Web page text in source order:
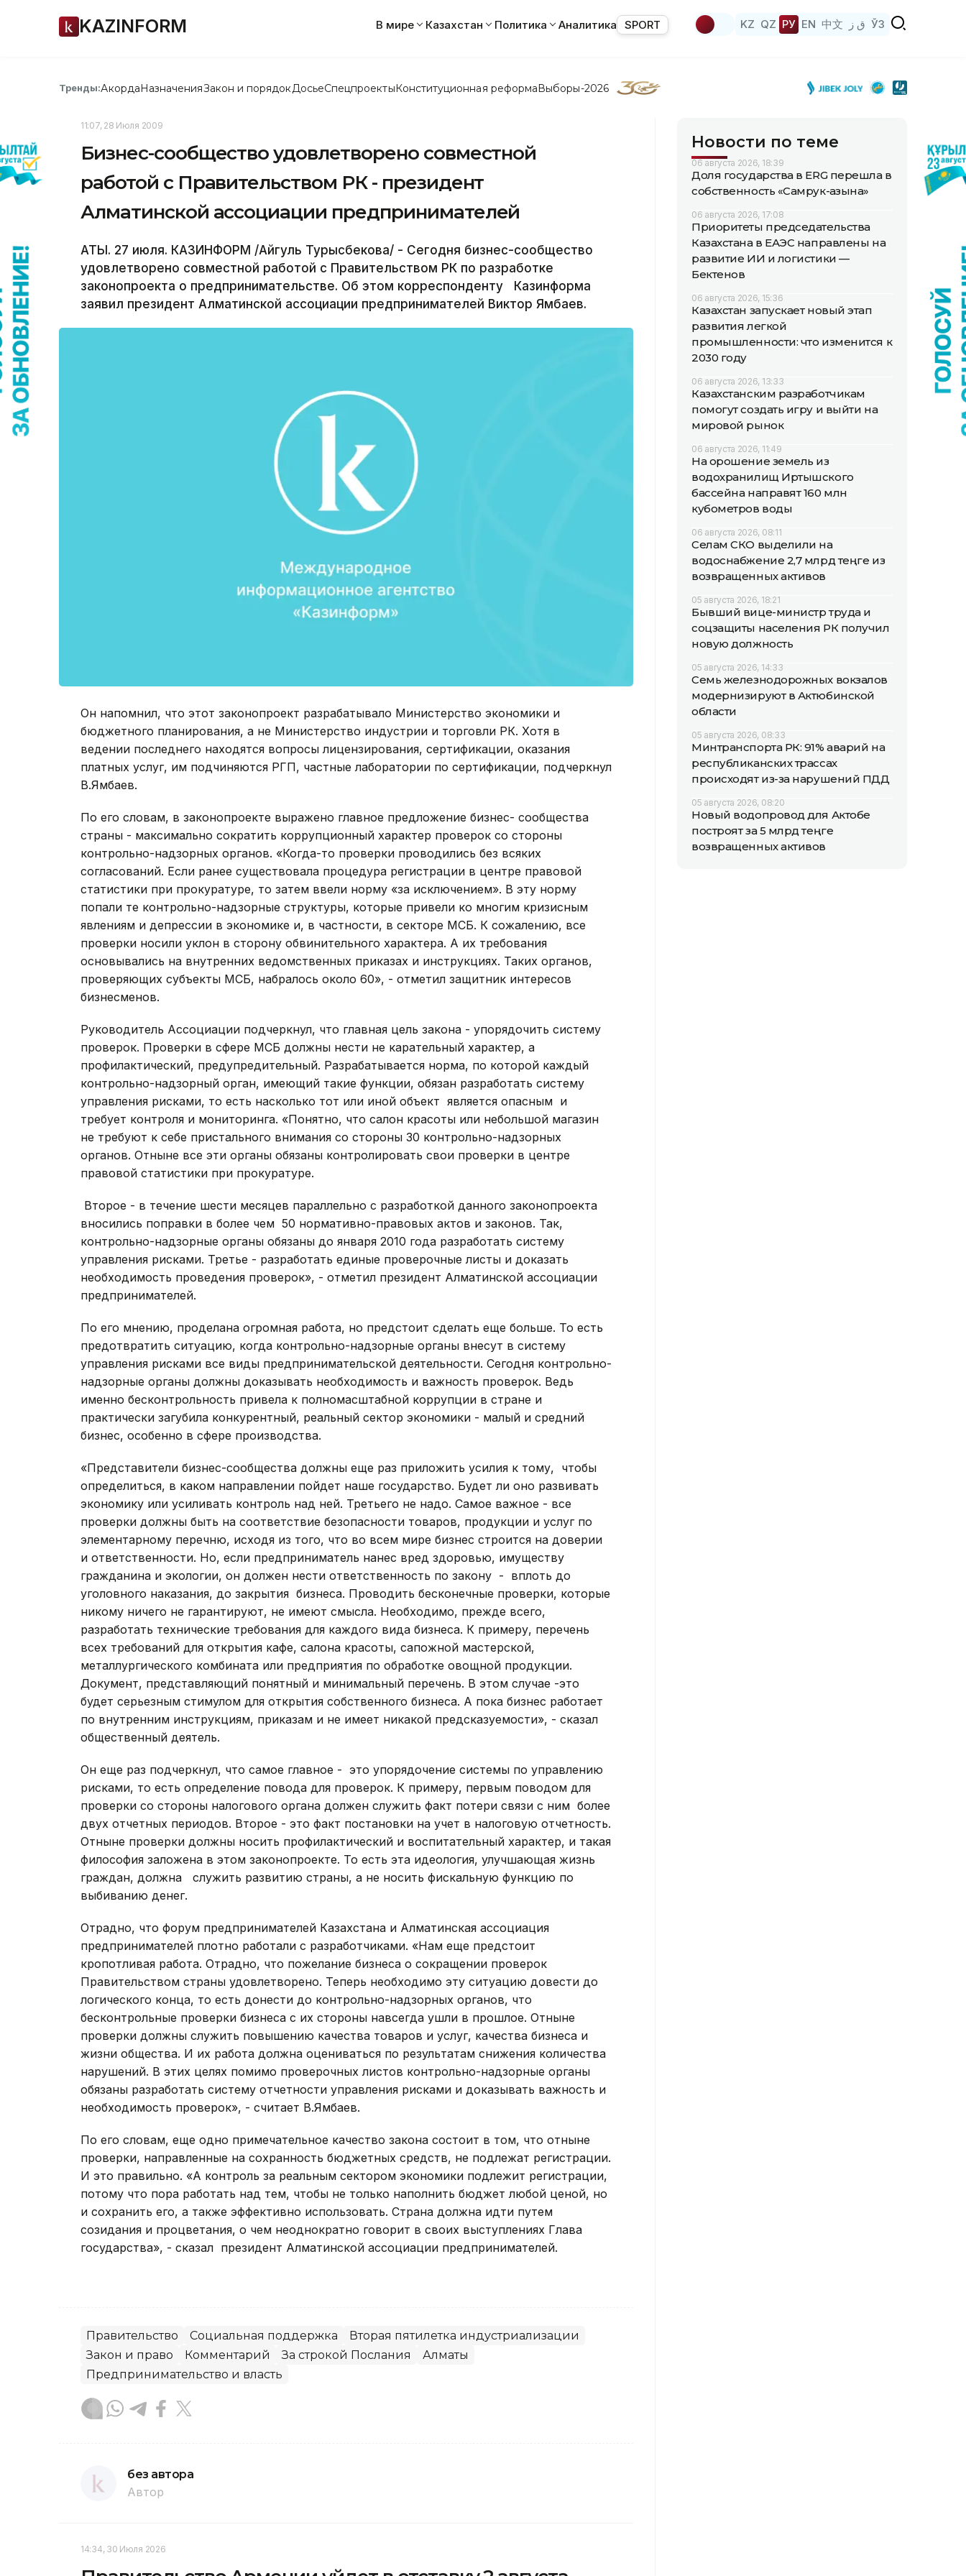
KAZINFORM В мире Казахстан Политика Аналитика SPORT KZ QZ РУ EN 中文 ق ز ЎЗ
Тренды:АкордаНазначенияЗакон и порядок ДосьеСпецпроектыКонституционная реформаВыборы-2026
11:07, 28 Июля 2009
Бизнес-сообщество удовлетворено совместной
работой с Правительством РК - президент
Алматинской ассоциации предпринимателей
АТЫ. 27 июля. КАЗИНФОРМ /Айгуль Турысбекова/ - Сегодня бизнес-сообщество
удовлетворено совместной работой с Правительством РК по разработке
законопроекта о предпринимательстве. Об этом корреспонденту Казинформа
заявил президент Алматинской ассоциации предпринимателей Виктор Ямбаев.
Он напомнил, что этот законопроект разрабатывало Министерство экономики и
бюджетного планирования, а не Министерство индустрии и торговли РК. Хотя в
ведении последнего находятся вопросы лицензирования, сертификации, оказания
платных услуг, им подчиняются РГП, частные лаборатории по сертификации, подчеркнул
В.Ямбаев.
По его словам, в законопроекте выражено главное предложение бизнес- сообщества
страны - максимально сократить коррупционный характер проверок со стороны
контрольно-надзорных органов. «Когда-то проверки проводились без всяких
согласований. Если ранее существовала процедура регистрации в центре правовой
статистики при прокуратуре, то затем ввели норму «за исключением». В эту норму
попали те контрольно-надзорные структуры, которые привели ко многим кризисным
явлениям и депрессии в экономике и, в частности, в секторе МСБ. К сожалению, все
проверки носили уклон в сторону обвинительного характера. А их требования
основывались на внутренних ведомственных приказах и инструкциях. Таких органов,
проверяющих субъекты МСБ, набралось около 60», - отметил защитник интересов
бизнесменов.
Руководитель Ассоциации подчеркнул, что главная цель закона - упорядочить систему
проверок. Проверки в сфере МСБ должны нести не карательный характер, а
профилактический, предупредительный. Разрабатывается норма, по которой каждый
контрольно-надзорный орган, имеющий такие функции, обязан разработать систему
управления рисками, то есть насколько тот или иной объект является опасным и
требует контроля и мониторинга. «Понятно, что салон красоты или небольшой магазин
не требуют к себе пристального внимания со стороны 30 контрольно-надзорных
органов. Отныне все эти органы обязаны контролировать свои проверки в центре
правовой статистики при прокуратуре.
Второе - в течение шести месяцев параллельно с разработкой данного законопроекта
вносились поправки в более чем 50 нормативно-правовых актов и законов. Так,
контрольно-надзорные органы обязаны до января 2010 года разработать систему
управления рисками. Третье - разработать единые проверочные листы и доказать
необходимость проведения проверок», - отметил президент Алматинской ассоциации
предпринимателей.
По его мнению, проделана огромная работа, но предстоит сделать еще больше. То есть
предотвратить ситуацию, когда контрольно-надзорные органы внесут в систему
управления рисками все виды предпринимательской деятельности. Сегодня контрольно-
надзорные органы должны доказывать необходимость и важность проверок. Ведь
именно бесконтрольность привела к полномасштабной коррупции в стране и
практически загубила конкурентный, реальный сектор экономики - малый и средний
бизнес, особенно в сфере производства.
«Представители бизнес-сообщества должны еще раз приложить усилия к тому, чтобы
определиться, в каком направлении пойдет наше государство. Будет ли оно развивать
экономику или усиливать контроль над ней. Третьего не надо. Самое важное - все
проверки должны быть на соответствие безопасности товаров, продукции и услуг по
элементарному перечню, исходя из того, что во всем мире бизнес строится на доверии
и ответственности. Но, если предприниматель нанес вред здоровью, имуществу
гражданина и экологии, он должен нести ответственность по закону - вплоть до
уголовного наказания, до закрытия бизнеса. Проводить бесконечные проверки, которые
никому ничего не гарантируют, не имеют смысла. Необходимо, прежде всего,
разработать технические требования для каждого вида бизнеса. К примеру, перечень
всех требований для открытия кафе, салона красоты, сапожной мастерской,
металлургического комбината или предприятия по обработке овощной продукции.
Документ, представляющий понятный и минимальный перечень. В этом случае -это
будет серьезным стимулом для открытия собственного бизнеса. А пока бизнес работает
по внутренним инструкциям, приказам и не имеет никакой предсказуемости», - сказал
общественный деятель.
Он еще раз подчеркнул, что самое главное - это упорядочение системы по управлению
рисками, то есть определение повода для проверок. К примеру, первым поводом для
проверки со стороны налогового органа должен служить факт потери связи с ним более
двух отчетных периодов. Второе - это факт постановки на учет в налоговую отчетность.
Отныне проверки должны носить профилактический и воспитательный характер, и такая
философия заложена в этом законопроекте. То есть эта идеология, улучшающая жизнь
граждан, должна служить развитию страны, а не носить фискальную функцию по
выбиванию денег.
Отрадно, что форум предпринимателей Казахстана и Алматинская ассоциация
предпринимателей плотно работали с разработчиками. «Нам еще предстоит
кропотливая работа. Отрадно, что пожелание бизнеса о сокращении проверок
Правительством страны удовлетворено. Теперь необходимо эту ситуацию довести до
логического конца, то есть донести до контрольно-надзорных органов, что
бесконтрольные проверки бизнеса с их стороны навсегда ушли в прошлое. Отныне
проверки должны служить повышению качества товаров и услуг, качества бизнеса и
жизни общества. И их работа должна оцениваться по результатам снижения количества
нарушений. В этих целях помимо проверочных листов контрольно-надзорные органы
обязаны разработать систему отчетности управления рисками и доказывать важность и
необходимость проверок», - считает В.Ямбаев.
По его словам, еще одно примечательное качество закона состоит в том, что отныне
проверки, направленные на сохранность бюджетных средств, не подлежат регистрации.
И это правильно. «А контроль за реальным сектором экономики подлежит регистрации,
потому что пора работать над тем, чтобы не только наполнить бюджет любой ценой, но
и сохранить его, а также эффективно использовать. Страна должна идти путем
созидания и процветания, о чем неоднократно говорит в своих выступлениях Глава
государства», - сказал президент Алматинской ассоциации предпринимателей.
Правительство Социальная поддержка
Вторая пятилетка индустриализации
Закон и право
Комментарий За строкой Послания
Алматы
Предпринимательство и власть
без автора
Автор
14:34, 30 Июля 2026
Новости по теме
06 августа 2026, 18:39
Доля государства в ERG перешла в
собственность «Самрук-Қазына»
06 августа 2026, 17:08
Приоритеты председательства
Казахстана в ЕАЭС направлены на
развитие ИИ и логистики —
Бектенов
06 августа 2026, 15:36
Казахстан запускает новый этап
развития легкой
промышленности: что изменится к
2030 году
06 августа 2026, 13:33
Казахстанским разработчикам
помогут создать игру и выйти на
мировой рынок
06 августа 2026, 11:49
На орошение земель из
водохранилищ Иртышского
бассейна направят 160 млн
кубометров воды
06 августа 2026, 08:11
Селам СКО выделили на
водоснабжение 2,7 млрд теңге из
возвращенных активов
05 августа 2026, 18:21
Бывший вице-министр труда и
соцзащиты населения РК получил
новую должность
05 августа 2026, 14:33
Семь железнодорожных вокзалов
модернизируют в Актюбинской
области
05 августа 2026, 08:33
Минтранспорта РК: 91% аварий на
республиканских трассах
происходят из-за нарушений ПДД
05 августа 2026, 08:20
Новый водопровод для Актобе
построят за 5 млрд теңге
возвращенных активов